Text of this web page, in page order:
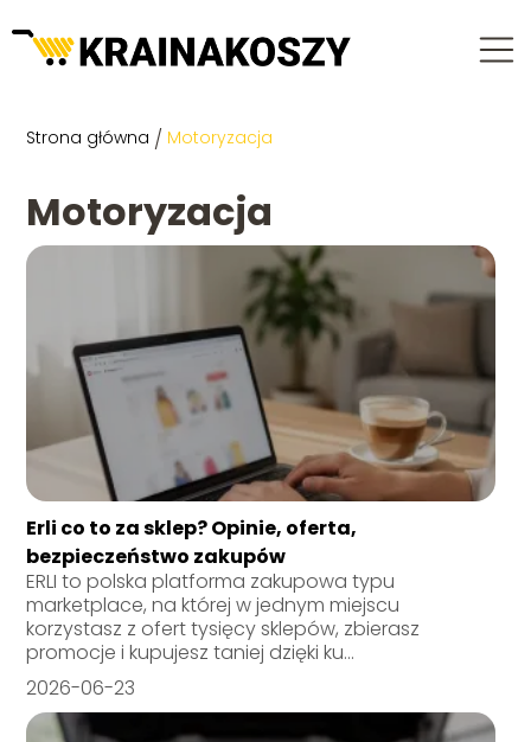
Strona główna / Motoryzacja
Motoryzacja
Erli co to za sklep? Opinie, oferta,
bezpieczeństwo zakupów
ERLI to polska platforma zakupowa typu
marketplace, na której w jednym miejscu
korzystasz z ofert tysięcy sklepów, zbierasz
promocje i kupujesz taniej dzięki ku...
2026-06-23